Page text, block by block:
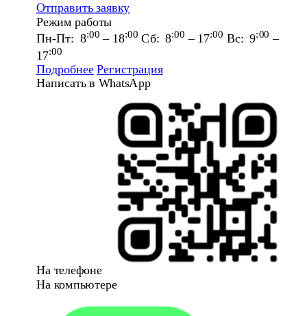
Отправить заявку
Режим работы
Пн-Пт: 8:00 – 18:00 Сб: 8:00 – 17:00 Вс: 9:00 –
17:00
Подробнее Регистрация
Написать в WhatsApp
На телефоне
На компьютере